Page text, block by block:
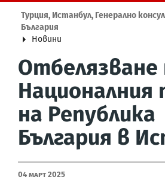
Турция, Истанбул, Генерално
България
Новини
Отбелязване
Националния
на Република
България в
04 Март 2025